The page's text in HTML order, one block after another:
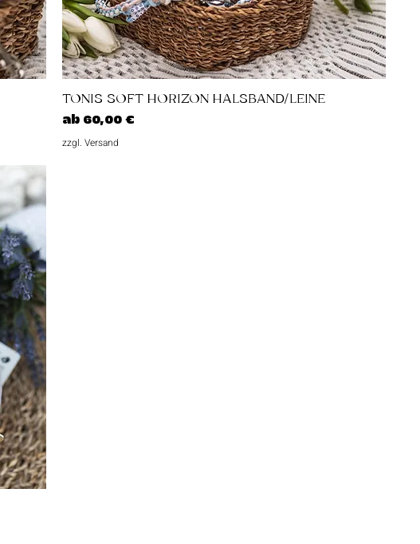
Schnellansicht
TONIS SOFT HORIZON HALSBAND/LEINE
ab 60,00 €
Sale-Preis
zzgl. Versand